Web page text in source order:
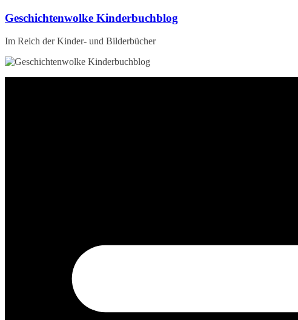
Zum
springen
Geschichtenwolke Kinderbuchblog
Im Reich der Kinder- und Bilderbücher